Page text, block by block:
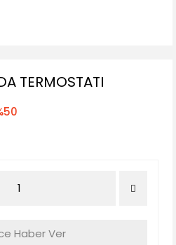
TERMOSTATI
Haber Ver